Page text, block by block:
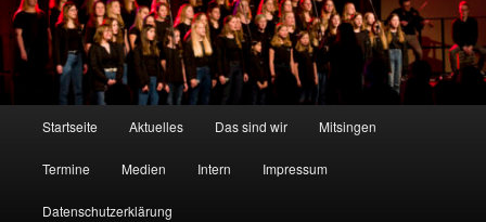
Startseite Aktuelles Das sind wir Mitsingen
Termine Medien Intern Impressum
Datenschutzerklärung